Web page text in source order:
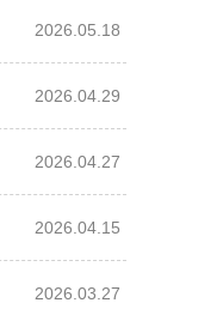
2026.05.18
2026.04.29
2026.04.27
2026.04.15
2026.03.27